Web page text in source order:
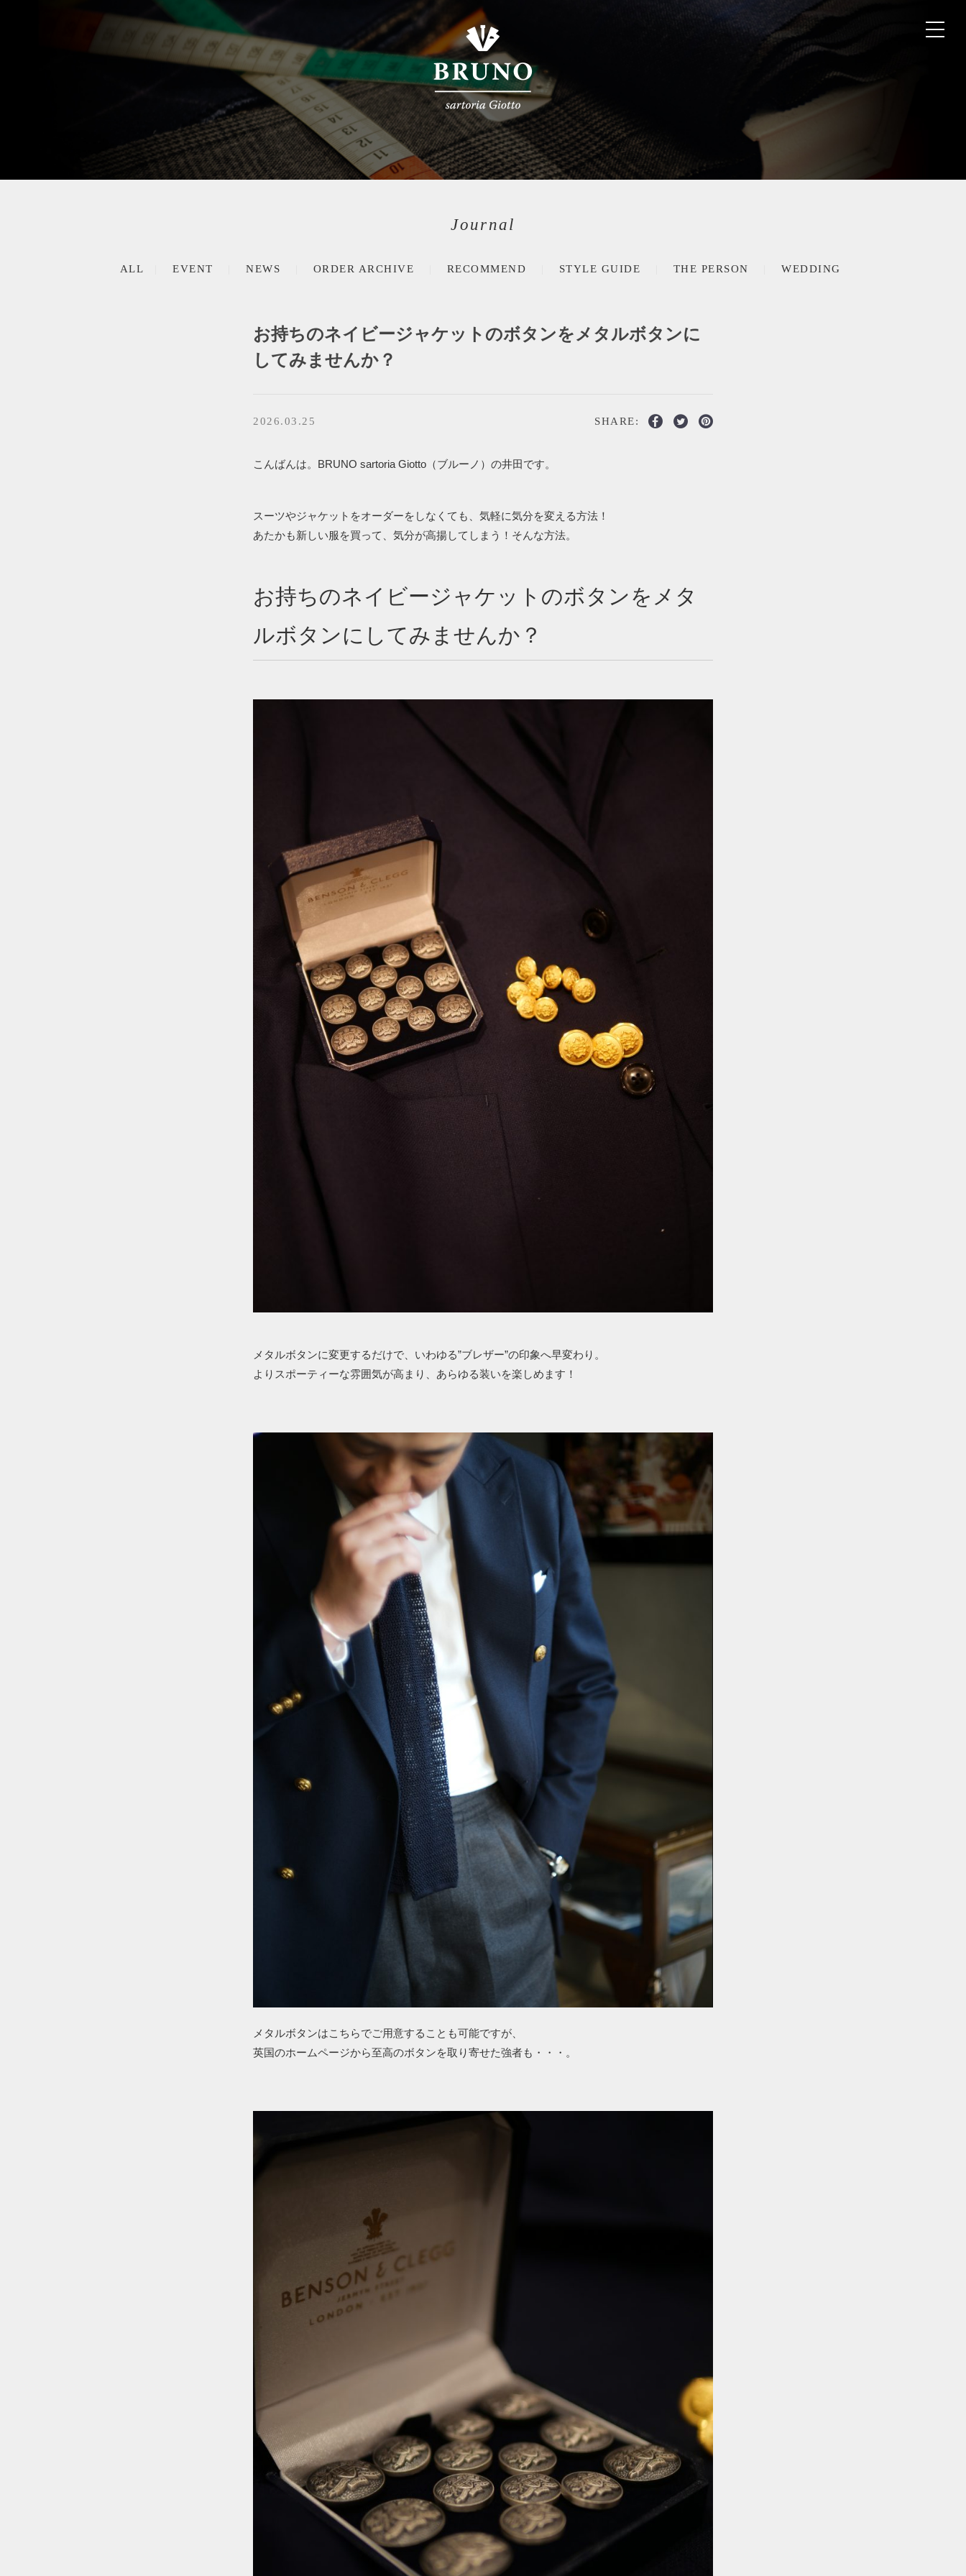
Journal
ALL EVENT NEWS ORDER ARCHIVE RECOMMEND STYLE GUIDE THE PERSON WEDDING
お持ちのネイビージャケットのボタンをメタルボタンに
してみませんか？
2026.03.25 SHARE:
こんばんは。BRUNO sartoria Giotto（ブルーノ）の井田です。
スーツやジャケットをオーダーをしなくても、気軽に気分を変える方法！
あたかも新しい服を買って、気分が高揚してしまう！そんな方法。
お持ちのネイビージャケットのボタンをメタ
ルボタンにしてみませんか？
メタルボタンに変更するだけで、いわゆる”ブレザー”の印象へ早変わり。
よりスポーティーな雰囲気が高まり、あらゆる装いを楽しめます！
メタルボタンはこちらでご用意することも可能ですが、
英国のホームページから至高のボタンを取り寄せた強者も・・・。